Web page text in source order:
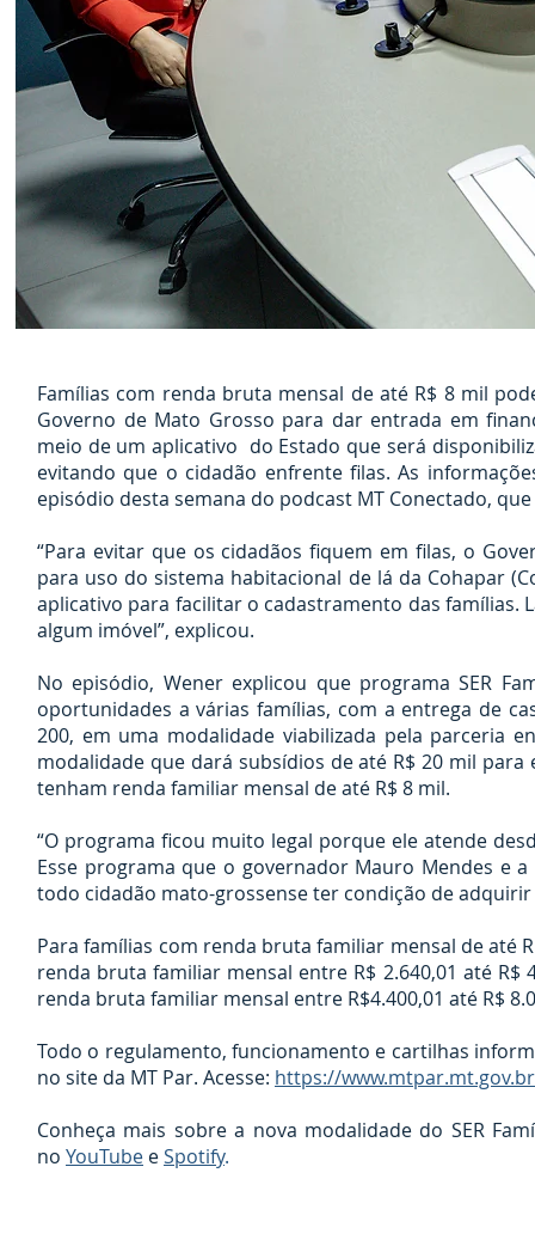
Famílias com renda bruta mensal de até R$ 8 mil
Governo de Mato Grosso para dar entrada em
meio de um aplicativo do Estado que será
evitando que o cidadão enfrente filas. As
episódio desta semana do podcast MT Conectado,
“Para evitar que os cidadãos fiquem em filas, o
para uso do sistema habitacional de lá da Cohapar
aplicativo para facilitar o cadastramento das famílias.
algum imóvel”, explicou.
No episódio, Wener explicou que programa SER
oportunidades a várias famílias, com a entrega de
200, em uma modalidade viabilizada pela parceria
modalidade que dará subsídios de até R$ 20 mil
tenham renda familiar mensal de até R$ 8 mil.
“O programa ficou muito legal porque ele atende
Esse programa que o governador Mauro Mendes e
todo cidadão mato-grossense ter condição de
Para famílias com renda bruta familiar mensal de até
renda bruta familiar mensal entre R$ 2.640,01 até R$
renda bruta familiar mensal entre R$4.400,01 até R$
Todo o regulamento, funcionamento e cartilhas
no site da MT Par. Acesse: https://
Conheça mais sobre a nova modalidade do SER
no YouTube eSpotify.